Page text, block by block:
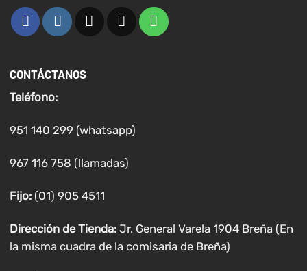
CONTÁCTANOS
Teléfono:
951 140 299 (whatsapp)
967 116 758 (llamadas)
Fijo:(01) 905 4511
Dirección de Tienda: Jr. General Varela 1904 Breña (En
la misma cuadra de la comisaria de Breña)